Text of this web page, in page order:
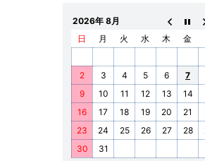
2026年 8月
日
月 火 水 木 金
2
3 4 5 6 7
9
10 11 12 13 14
16
17 18 19 20 21
23
24 25 26 27 28
30
31